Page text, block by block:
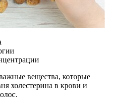
вещества, которые
холестерина в крови и